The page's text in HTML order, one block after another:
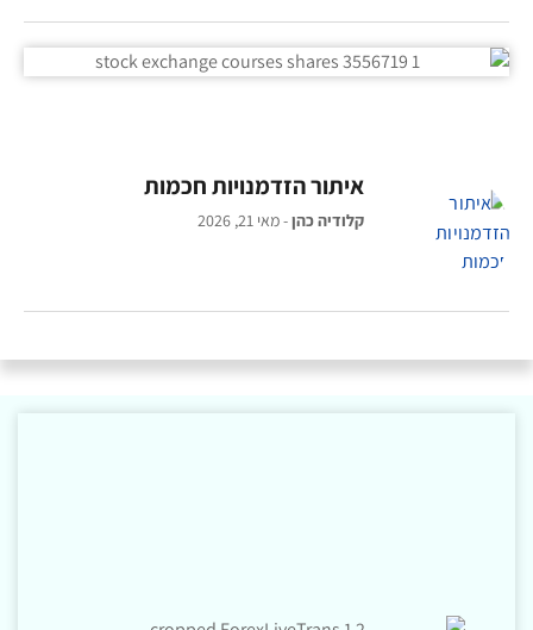
איתור הזדמנויות חכמות
קלודיה כהן מאי 21, 2026